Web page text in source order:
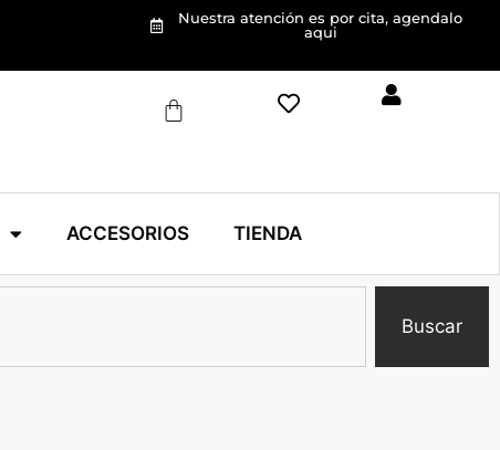
Nuestra atención es por cita, agendalo
aqui
ACCESORIOS TIENDA
Buscar